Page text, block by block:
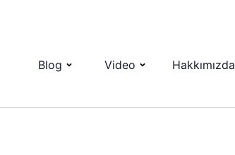
Blog Video Hakkımızda